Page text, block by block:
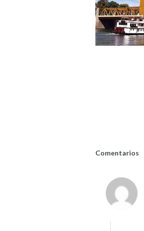
Comentarios